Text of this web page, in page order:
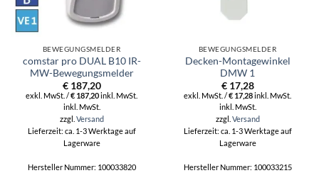
BEWEGUNGSMELDER
comstar pro DUAL B10 IR-
MW-Bewegungsmelder
€187,20
exkl. MwSt. /€ 187,20inkl. MwSt.
inkl. MwSt.
zzgl. Versand
Lieferzeit: ca. 1-3 Werktage auf
Lagerware
Hersteller Nummer: 100033820
BEWEGUNGSMELDER
Decken-Montagewinkel
DMW 1
€17,28
exkl. MwSt. /€ 17,28inkl. MwSt.
inkl. MwSt.
zzgl. Versand
Lieferzeit: ca. 1-3 Werktage auf
Lagerware
Hersteller Nummer: 100033215